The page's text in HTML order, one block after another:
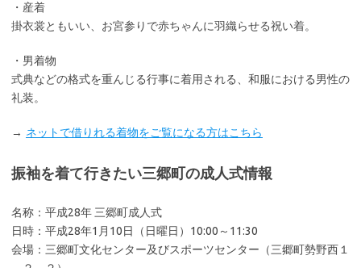
・産着
掛衣裳ともいい、お宮参りで赤ちゃんに羽織らせる祝い着。
・男着物
式典などの格式を重んじる行事に着用される、和服における男性の
礼装。
→ ネットで借りれる着物をご覧になる方はこちら
振袖を着て行きたい三郷町の成人式情報
名称：平成28年 三郷町成人式
日時：平成28年1月10日（日曜日）10:00～11:30
会場：三郷町文化センター及びスポーツセンター（三郷町勢野西１